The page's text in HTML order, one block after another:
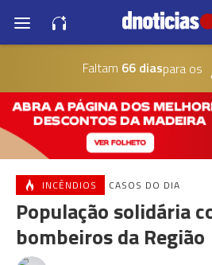
Faltam 66 diaspara os
INCÊNDIOS CASOS DO DIA
População solidária
bombeiros da Região